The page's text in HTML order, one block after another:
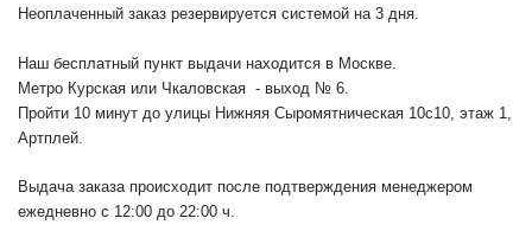
Неоплаченный заказ резервируется системой на 3 дня.
Наш бесплатный пункт выдачи находится в Москве.
Метро Курская или Чкаловская - выход № 6.
Пройти 10 минут до улицы Нижняя Сыромятническая 10с10, этаж 1,
Артплей.
Выдача заказа происходит после подтверждения менеджером
ежедневно с 12:00 до 22:00 ч.